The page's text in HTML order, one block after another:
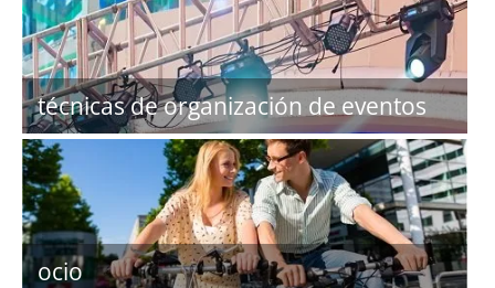
técnicas de organización de eventos
ocio